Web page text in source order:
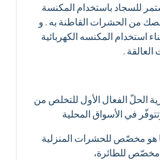
للسجاد باستخدام المكنسة
من الحشرات القاطنة به . و
استخدام المكنسه الكهربائية
.
الحلّ الفعال الأول للتخلص من
في الأسواق المحلية
هو مخصّص للحشرات المنزلية
مخصّص للطائرة،